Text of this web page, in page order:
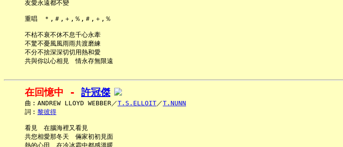
     友愛永遠都不變
     重唱　＊,＃,＋,％,＃,＋,％
     不枯不衰不休不息千心永牽
     不驚不憂風風雨雨共渡磨練
     不分不捨深深切切用熱和愛
在回憶中 - 許冠傑
     曲︰ANDREW LLOYD WEBBER／
T.S.ELLOIT／T.NUNN
     詞︰
黎彼得
     看見　在腦海裡又看見
     共您相愛那冬天　倆家初初見面
     熱的心田　在冷冰霜中都感溫暖